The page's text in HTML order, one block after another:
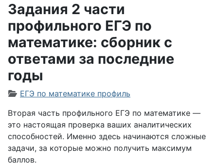
Задания 2 части
профильного ЕГЭ по
математике: сборник с
ответами за последние
годы
Информация о материале
ЕГЭ по математике профиль
Вторая часть профильного ЕГЭ по математике —
это настоящая проверка ваших аналитических
способностей. Именно здесь начинаются сложные
задачи, за которые можно получить максимум
баллов.